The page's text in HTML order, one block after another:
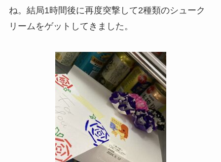
ね。結局1時間後に再度突撃して2種類のシューク
リームをゲットしてきました。